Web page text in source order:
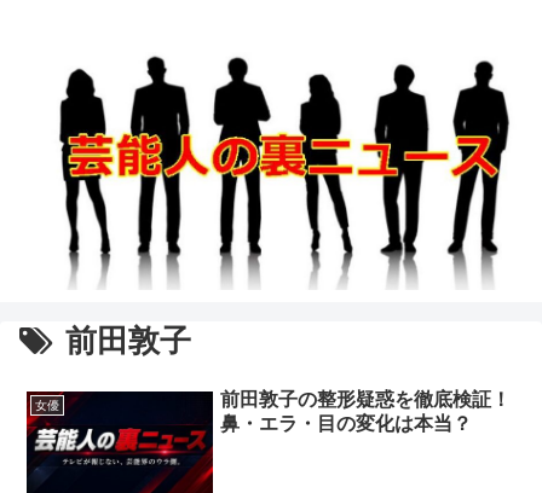
前田敦子
女優
前田敦子の整形疑惑を徹底検証！
鼻・エラ・目の変化は本当？